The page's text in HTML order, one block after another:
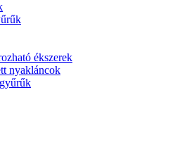
ékszerek
nyakláncok